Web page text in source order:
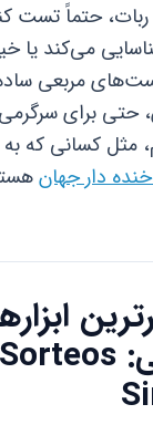
حتماً تست
می‌کند یا
مربعی
حتی برای
کسانی که به
دار جهان